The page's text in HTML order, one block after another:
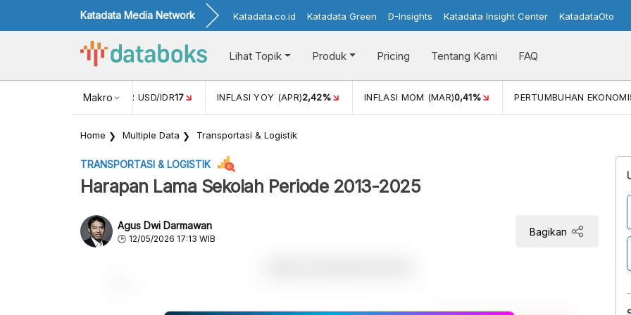
Katadata Media Network Katadata.co.id Katadata Green D-Insights Katadata Insight Center KatadataOto
Lihat Topik Produk Pricing Tentang Kami FAQ
Makro
NILAI TUKAR USD/IDR17 INFLASI YOY (APR)2,42% INFLASI MOM (MAR)0,41% PERTUMBUHAN EKONOMI
Home Multiple Data Transportasi & Logistik
TRANSPORTASI & LOGISTIK
Harapan Lama Sekolah Periode 2013-2025
Agus Dwi Darmawan
12/05/2026 17:13 WIB
Bagikan